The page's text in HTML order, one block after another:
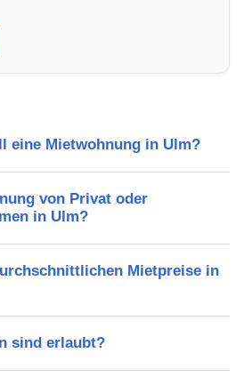
Stadtteil in Ulm:
Schulen,
und Mietpreise.
eine Mietwohnung in Ulm?
von Privat oder
in Ulm?
Mietpreise in
sind erlaubt?